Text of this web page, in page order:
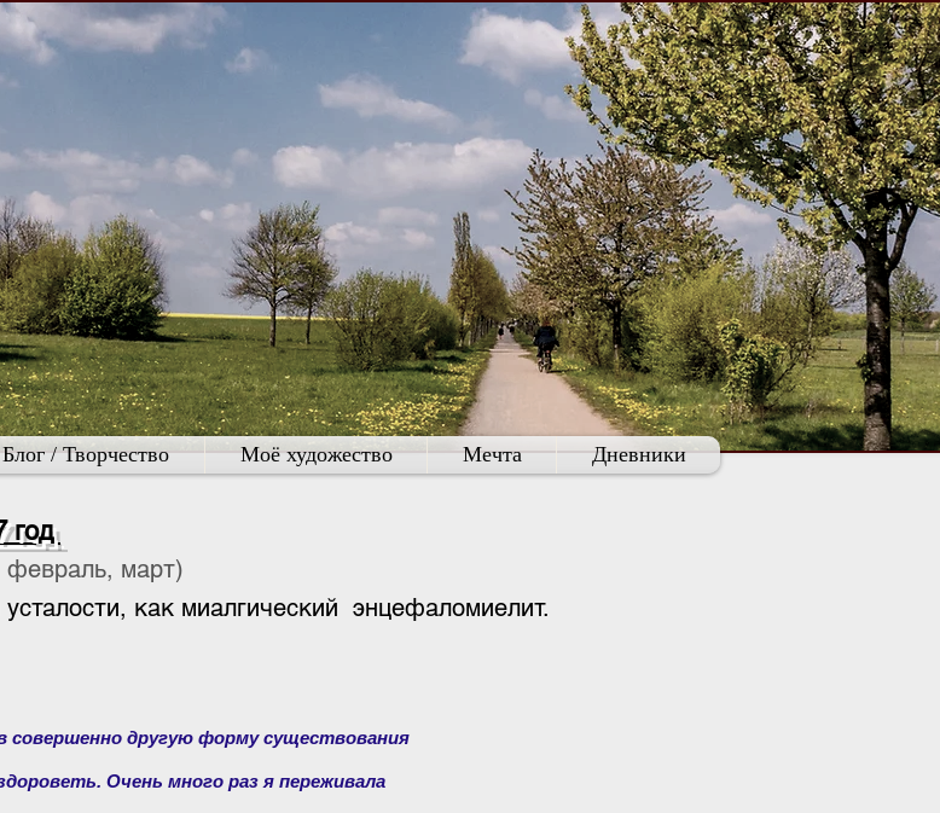
Блог / Творчество Моё художество Мечта Дневники
год
март)
как миалгический энцефаломиелит.
совершенно другую форму существования
Очень много раз я переживала